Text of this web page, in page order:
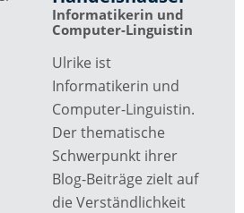
Informatikerin und
Computer-Linguistin
Ulrike ist
Informatikerin und
Computer-Linguistin.
Der thematische
Schwerpunkt ihrer
Blog-Beiträge zielt auf
die Verständlichkeit